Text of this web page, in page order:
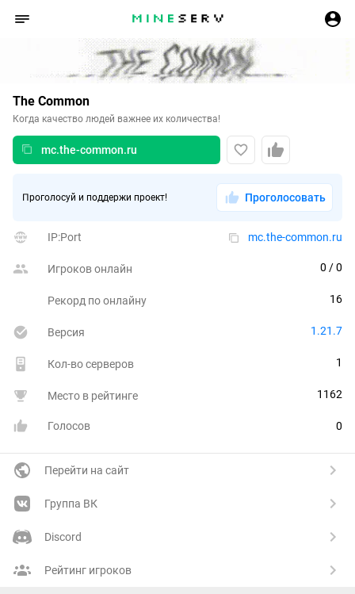
The Common
Когда качество людей важнее их количества!
mc.the-common.ru
Проголосуй и поддержи проект! Проголосовать
IP:Port mc.the-common.ru
Игроков онлайн 0 / 0
Рекорд по онлайну 16
Версия 1.21.7
Кол-во серверов 1
Место в рейтинге 1162
Голосов 0
Перейти на сайт
Группа ВК
Discord
Рейтинг игроков